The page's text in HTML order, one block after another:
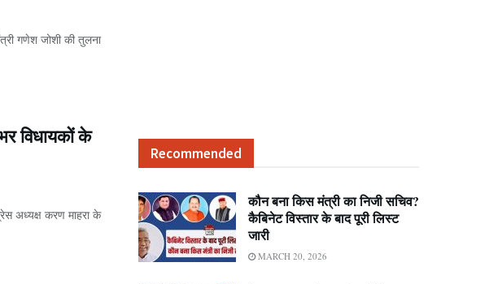
गणेश जोशी की तुलना
विधायकों के
अध्यक्ष करण माहरा के
Recommended
कौन बना किस मंत्री का निजी सचिव?
कैबिनेट विस्तार के बाद पूरी लिस्ट
जारी
MARCH 20, 2026